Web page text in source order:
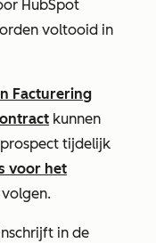
HubSpot
voltooid in
Facturering
kunnen
tijdelijk
voor het
in de